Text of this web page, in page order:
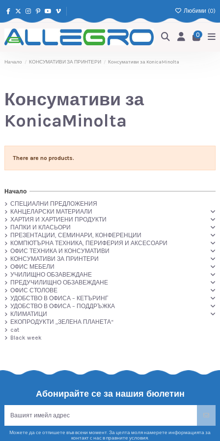
Любими (0)
0
Начало КОНСУМАТИВИ ЗА ПРИНТЕРИ Консумативи за KonicaMinolta
Консумативи за
KonicaMinolta
There are no products.
Начало
СПЕЦИАЛНИ ПРЕДЛОЖЕНИЯ
КАНЦЕЛАРСКИ МАТЕРИАЛИ
ХАРТИЯ И ХАРТИЕНИ ПРОДУКТИ
ПАПКИ И КЛАСЬОРИ
ПРЕЗЕНТАЦИИ, СЕМИНАРИ, КОНФЕРЕНЦИИ
КОМПЮТЪРНА ТЕХНИКА, ПЕРИФЕРИЯ И АКСЕСОАРИ
ОФИС ТЕХНИКА И КОНСУМАТИВИ
КОНСУМАТИВИ ЗА ПРИНТЕРИ
ОФИС МЕБЕЛИ
УЧИЛИЩНО ОБЗАВЕЖДАНЕ
ПРЕДУЧИЛИЩНО ОБЗАВЕЖДАНЕ
ОФИС СТОЛОВЕ
УДОБСТВО В ОФИСА – КЕТЪРИНГ
УДОБСТВО В ОФИСА – ПОДДРЪЖКА
КЛИМАТИЦИ
ЕКОПРОДУКТИ „ЗЕЛЕНА ПЛАНЕТА“
cat
Black week
Абонирайте се за нашия бюлетин
Можете да се отпишете във всеки момент. За целта моля намерете информацията за
контакт с нас в правните условия.